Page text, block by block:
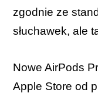
zgodnie ze
słuchawek, ale
Nowe AirPods
Apple Store od